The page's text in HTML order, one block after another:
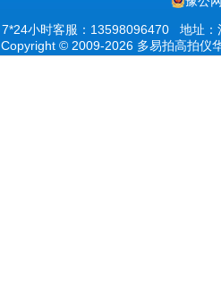
7*24小时客服：13598096470 地址：
Copyright © 2009-2026 多易拍高拍仪